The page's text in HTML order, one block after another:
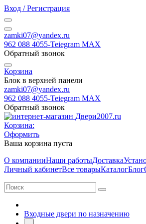
Вход / Регистрация
zamki07@yandex.ru
962 088 4055-Teiegram МАХ
Обратный звонок
Корзина
Блок в верхней панели
zamki07@yandex.ru
962 088 4055-Teiegram МАХ
Обратный звонок
Корзина:
Оформить
Ваша корзина пуста
О компанииНаши работыДоставка
Личный кабинетВсе товарыКаталогБлог
Входные двери по назначению